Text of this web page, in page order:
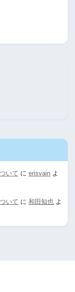
いて に erisvain よ
いて に 和田知也 よ